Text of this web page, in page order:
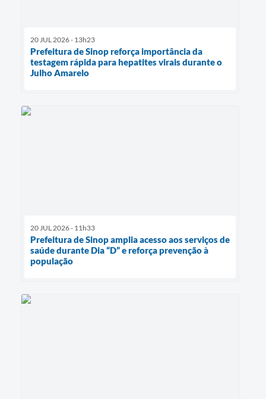
20 JUL 2026 - 13h23
Prefeitura de Sinop reforça importância da
testagem rápida para hepatites virais durante o
Julho Amarelo
20 JUL 2026 - 11h33
Prefeitura de Sinop amplia acesso aos serviços de
saúde durante Dia “D” e reforça prevenção à
população